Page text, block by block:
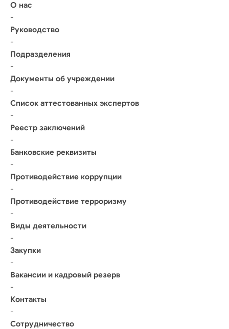
О нас
-
Руководство
-
Подразделения
-
Документы об учреждении
-
Список аттестованных экспертов
-
Реестр заключений
-
Банковские реквизиты
-
Противодействие коррупции
-
Противодействие терроризму
-
Виды деятельности
-
Закупки
-
Вакансии и кадровый резерв
-
Контакты
-
Сотрудничество